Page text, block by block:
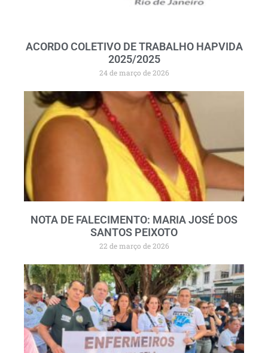
ACORDO COLETIVO DE TRABALHO HAPVIDA
2025/2025
24 de março de 2026
NOTA DE FALECIMENTO: MARIA JOSÉ DOS
SANTOS PEIXOTO
22 de março de 2026